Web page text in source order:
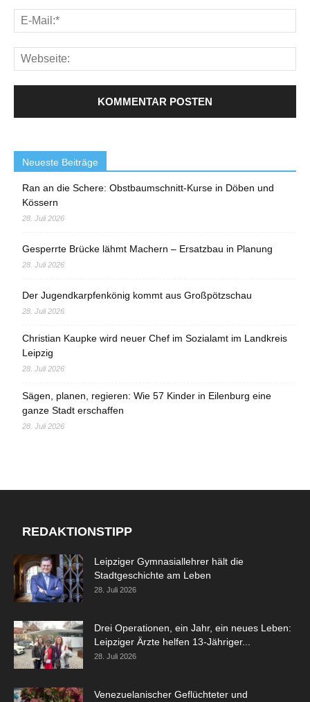
Neueste Beiträge
Ran an die Schere: Obstbaumschnitt-Kurse in Döben und
Kössern
28. Juli 2026
Gesperrte Brücke lähmt Machern – Ersatzbau in Planung
28. Juli 2026
Der Jugendkarpfenkönig kommt aus Großpötzschau
28. Juli 2026
Christian Kaupke wird neuer Chef im Sozialamt im Landkreis
Leipzig
28. Juli 2026
Sägen, planen, regieren: Wie 57 Kinder in Eilenburg eine
ganze Stadt erschaffen
28. Juli 2026
REDAKTIONSTIPP
Leipziger Gymnasiallehrer hält die
Stadtgeschichte am Leben
28. Juli 2026
Drei Operationen, ein Jahr, ein neues Leben:
Leipziger Ärzte helfen 13-Jähriger...
28. Juli 2026
Venezuelanischer Geflüchteter und